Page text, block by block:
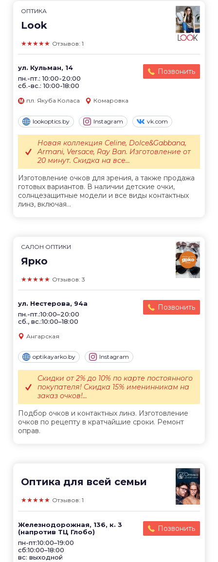
ОПТИКА
Look
★★★★★ Отзывов: 1
ул. Кульман, 14
пн.-пт.: 10:00-20:00
сб.-вс.: 10:00-18:00
Позвонить
пл. Якуба Коласа Комаровка
lookoptics.by Instagram vk.com
Изготовление очков для зрения, а также продажа
готовых вариантов. В наличии детские очки,
солнцезащитные модели и все виды контактных
линз, включая...
Новая коллекция Celine, Dolce&Gabbana,
Armani, Versace, Ray Ban. Изготовление от
20 минут. Скидка на все...
САЛОН ОПТИКИ
Ярко
★★★★★ Отзывов: 3
ул. Нестерова, 94а
пн.-пт.:10:00–20:00
сб., вс.:10:00–18:00
Позвонить
Ангарская
optikayarko.by Instagram
Подбор очков и контактных линз. Изготовление
очков по рецепту в кратчайшие сроки. Ремонт
оправ.
Скидки от 2% до 10% по карте постоянного
покупателя! Скидка 15% именинникам на
заказ очков!...
Оптика для всей семьи
★★★★★ Отзывов: 1
Железнодорожная, 136, к. 3
(напротив ТЦ Глобо)
пн-пт:10:00–19:00
сб:10:00–18:00
вс: выходной
Позвонить